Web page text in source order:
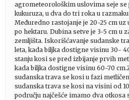
agrometeorološkim uslovima seje se
kukuruza, u dva do tri roka u
Međuredno rastojanje je 20-25 cm uz
po hektaru. Dubina setve je 3-5 cm u
zemljišta. Iskorišćavanje sudanske
leta, kada biljka dostigne visinu 30-
stanju kosi se pred izbijanje prvih
kada biljka dostigne visinu 60-70
sudanska trava se kosi u fazi
sudanska trava se kosi na visini od
području najčešće imamo dva